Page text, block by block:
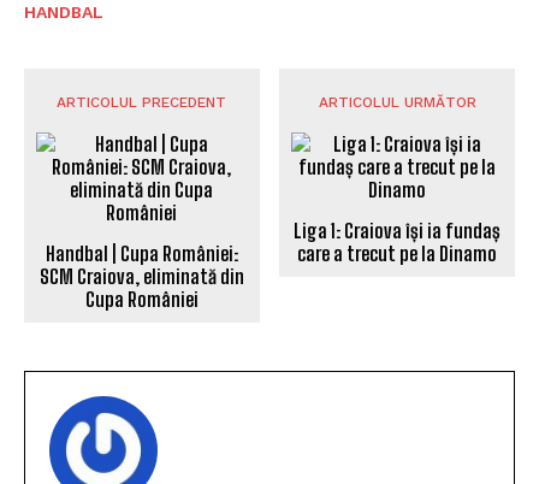
HANDBAL
ARTICOLUL PRECEDENT
Handbal | Cupa României:
SCM Craiova, eliminată din
Cupa României
ARTICOLUL URMĂTOR
Liga 1: Craiova își ia fundaș
care a trecut pe la Dinamo